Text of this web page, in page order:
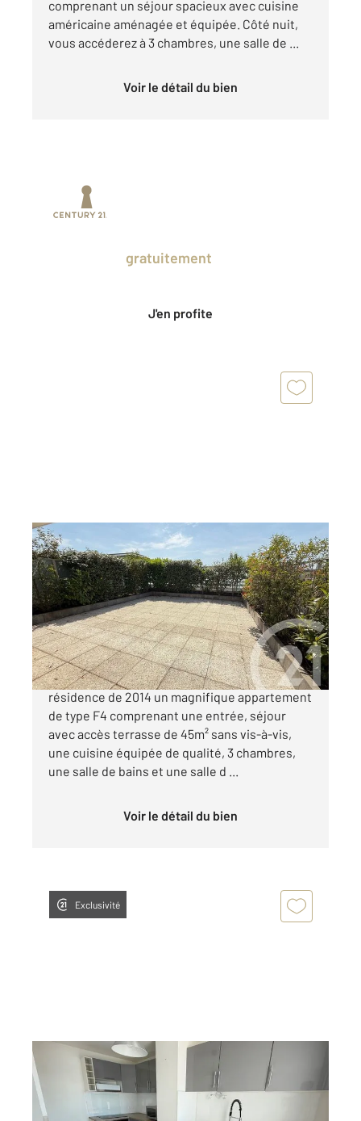
comprenant un séjour spacieux avec cuisine
américaine aménagée et équipée. Côté nuit,
vous accéderez à 3 chambres, une salle de ...
Voir le détail du bien
gratuitement
J'en profite
BEZONS 95
74,65 m2, 4 pièces
Ref : 11893
Appartement F4 à vendre
365 000 €
BEZONS QUARTIER TRAMWAY, Dans une
résidence de 2014 un magnifique appartement
de type F4 comprenant une entrée, séjour
avec accès terrasse de 45m² sans vis-à-vis,
une cuisine équipée de qualité, 3 chambres,
une salle de bains et une salle d ...
Voir le détail du bien
Exclusivité
BEZONS 95
, 5 pièces
Ref : 12133